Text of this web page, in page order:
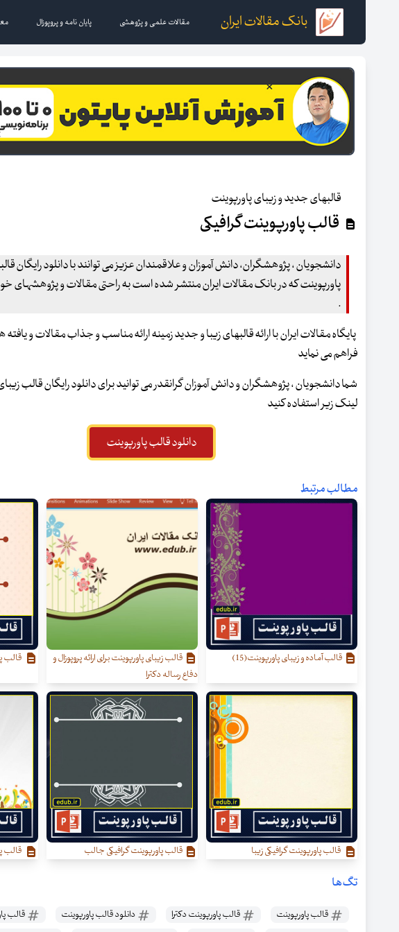
بانک مقالات ایران مقالات علمی و پژوهشی پایان نامه و پروپوزال
قالبهای جدید و زیبای پاورپوینت
قالب پاورپوینت گرافیکی
دانشجویان ، پژوهشگران، دانش آموزان و علاقمندان عزیز می توانند با دانلود رایگان
پاورپوینت که در بانک مقالات ایران منتشر شده است به راحتی مقالات و پژوهشهای خود
.
پایگاه مقالات ایران با ارائه قالبهای زیبا و جدید زمینه ارائه مناسب و جذاب مقالات و
فراهم می نماید
شما دانشجویان ، پژوهشگران و دانش آموزان گرانقدر می توانید برای دانلود رایگان قالب
لینک زیر استفاده کنید
دانلود قالب پاورپوینت
مطالب مرتبط
قالب آماده و زیبای پاورپوینت(15)
قالب زیبای پاورپوینت برای ارائه پروپوزال و
دفاع رساله دکترا
قالب
قالب پاورپوینت گرافیکی زیبا قالب پاورپوینت گرافیکی جالب قالب
تگ‌ها
قالب پاورپوینت قالب پاورپوینت دکترا دانلود قالب پاورپوینت قالب